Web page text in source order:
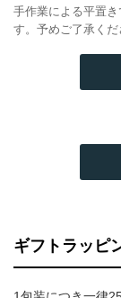
手作業による平置
す。予めご了承くだ
ギフトラッピ